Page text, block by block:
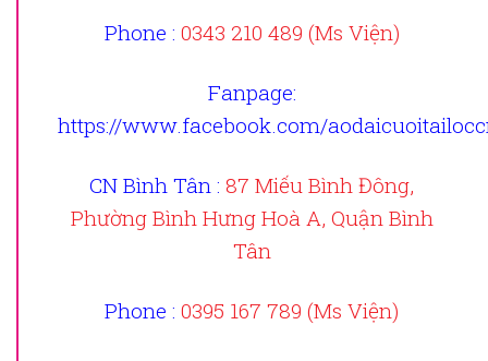
Phone : 0343 210 489 (Ms Viện)
Fanpage:
https://www.facebook.com/
CN Bình Tân : 87 Miếu Bình Đông,
Phường Bình Hưng Hoà A, Quận Bình
Tân
Phone : 0395 167 789 (Ms Viện)